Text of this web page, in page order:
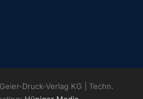
Druck-Verlag KG | Techn.